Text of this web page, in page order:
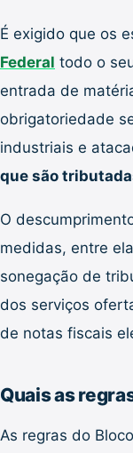
É exigido que os
Federal todo o
entrada de
obrigatoriedade
industriais e
que são
O
medidas, entre
sonegação de
dos serviços
de notas fiscais
Quais as
As regras do